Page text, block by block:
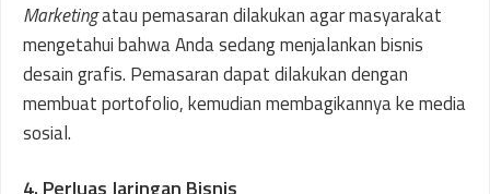
Marketingatau pemasaran dilakukan agar masyarakat
mengetahui bahwa Anda sedang menjalankan bisnis
desain grafis. Pemasaran dapat dilakukan dengan
membuat portofolio, kemudian membagikannya ke media
sosial.
4. Perluas Jaringan Bisnis